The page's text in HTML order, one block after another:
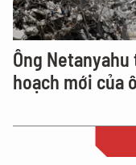
Ông
hoạch mới của